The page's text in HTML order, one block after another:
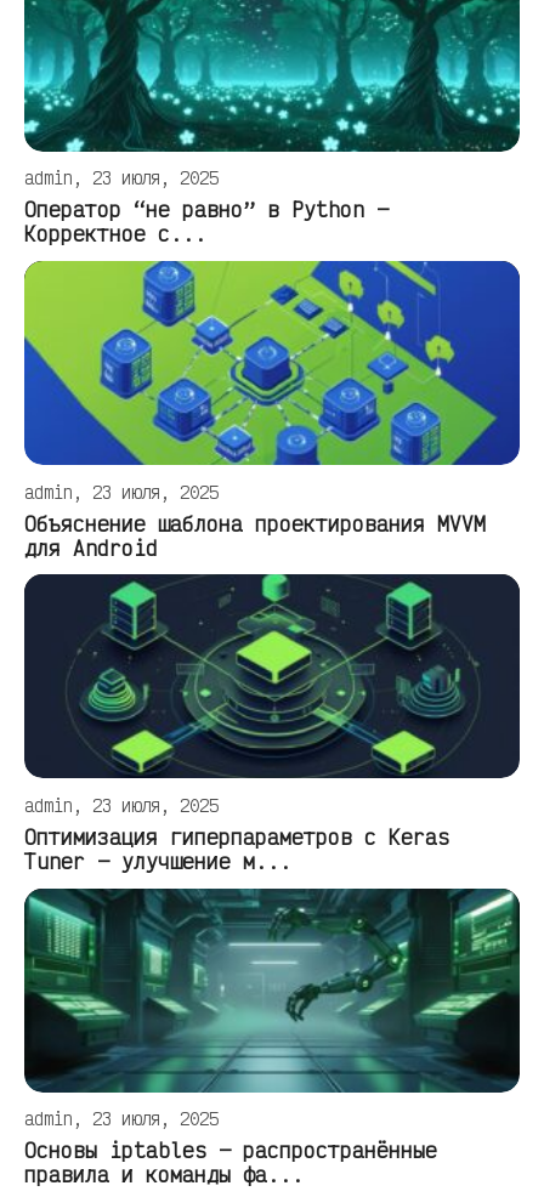
admin, 23 июля, 2025
Оператор “не равно” в Python —
Корректное с...
admin, 23 июля, 2025
Объяснение шаблона проектирования MVVM
для Android
admin, 23 июля, 2025
Оптимизация гиперпараметров с Keras
Tuner — улучшение м...
admin, 23 июля, 2025
Основы iptables — распространённые
правила и команды фа...